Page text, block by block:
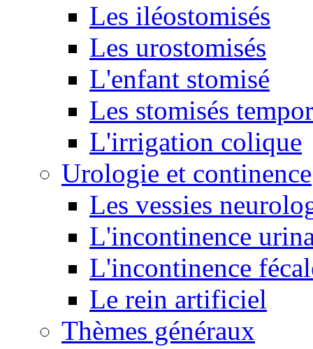
Les iléostomisés
Les urostomisés
L'enfant stomisé
Les stomisés
L'irrigation colique
Urologie et continence
Les vessies
L'incontinence
L'incontinence
Le rein artificiel
Thèmes généraux